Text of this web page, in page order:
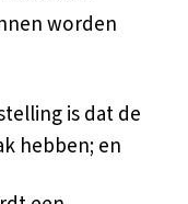
worden
is dat de
hebben; en